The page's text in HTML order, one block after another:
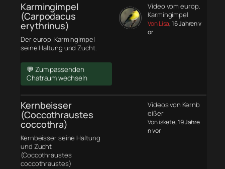
Karmingimpel
(Carpodacus
erythrinus)
Der europ. Karmingimpel
seine Haltung und Zucht.
💬 Zum passenden
Chatraum wechseln
Video vom europ.
Karmingimpel
Von Lisa, 16 Jahren v
or
Kernbeisser
(Coccothraustes
coccothra)
Kernbeisser seine Haltung
und Zucht
(Coccothraustes
coccothraustes)
Videos von Kernb
eißer
Von iskete, 19 Jahre
n vor